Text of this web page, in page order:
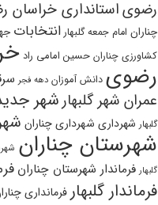
رضویاستانداری خراسان
چناران امام جمعه گلبهار انتخابات
کشاورزی چناران حسین امامی راد
رضوی دانش آموزان دهه فجر
عمران شهر گلبهارشهر
گلبهار شهرداری شهرداری چناران
شهرستان چناران
گلبهار فرماندار شهرستان چناران
فرماندار گلبهار فرمانداری